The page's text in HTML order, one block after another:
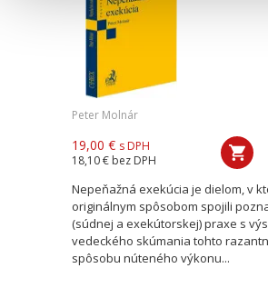
Peter Molnár
19,00 € s DPH
18,10 € bez DPH
Nepeňažná exekúcia je dielom, v
originálnym spôsobom spojili
(súdnej a exekútorskej) praxe s
vedeckého skúmania tohto
spôsobu núteného výkonu...